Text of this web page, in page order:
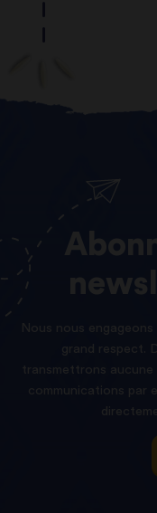
Nous nous
grand respect.
transmettrons
communications par